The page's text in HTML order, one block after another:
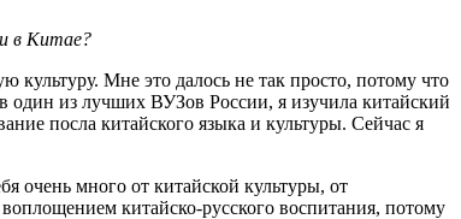
в Китае?
культуру. Мне это далось не так просто, потому что
один из лучших ВУЗов России, я изучила китайский
посла китайского языка и культуры. Сейчас я
очень много от китайской культуры, от
китайско-русского воспитания, потому